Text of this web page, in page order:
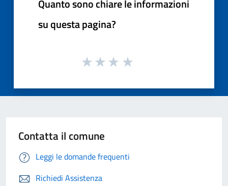
Quanto sono chiare le informazioni
su questa pagina?
Contatta il comune
Leggi le domande frequenti
Richiedi Assistenza